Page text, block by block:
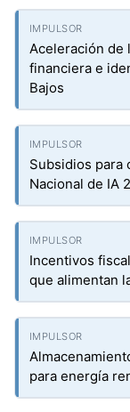
Aceleración de
financiera e
Bajos
Subsidios para
Nacional de IA
Incentivos
que alimentan
para energía